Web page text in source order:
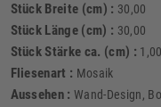
Stück Breite (cm) : 30,00
Stück Länge (cm) : 30,00
Stück Stärke ca. (cm) : 1,00
Fliesenart : Mosaik
Aussehen :Wand-Design,